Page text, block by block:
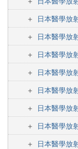
日本醫學放
日本醫學放
日本醫學放
日本醫學放
日本醫學放
日本醫學放
日本醫學放
日本醫學放